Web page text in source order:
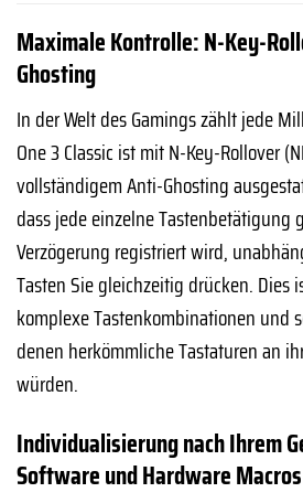
Maximale Kontrolle: N-Key-
Ghosting
In der Welt des Gamings zählt jede
One 3 Classic ist mit N-Key-Rollover
vollständigem Anti-Ghosting
dass jede einzelne
Verzögerung registriert wird,
Tasten Sie gleichzeitig drücken. Dies
komplexe Tastenkombinationen und
denen herkömmliche Tastaturen an
würden.
Individualisierung nach Ihrem
Software und Hardware Macros